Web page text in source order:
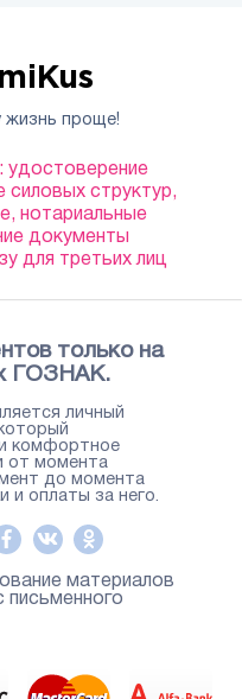
жизнь проще!
удостоверение
силовых структур,
нотариальные
документы
для третьих лиц
только на
ГОЗНАК.
личный
комфортное
от момента
до момента
и оплаты за него.
материалов
письменного